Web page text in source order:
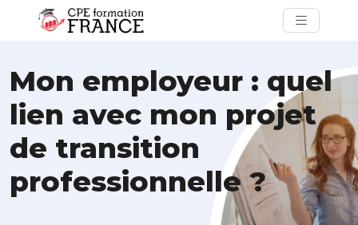
Mon employeur : quel
lien avec mon projet
de transition
professionnelle ?